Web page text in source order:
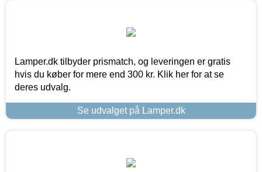
Lamper.dk tilbyder prismatch, og leveringen er gratis
hvis du køber for mere end 300 kr. Klik her for at se
deres udvalg.
Se udvalget på Lamper.dk